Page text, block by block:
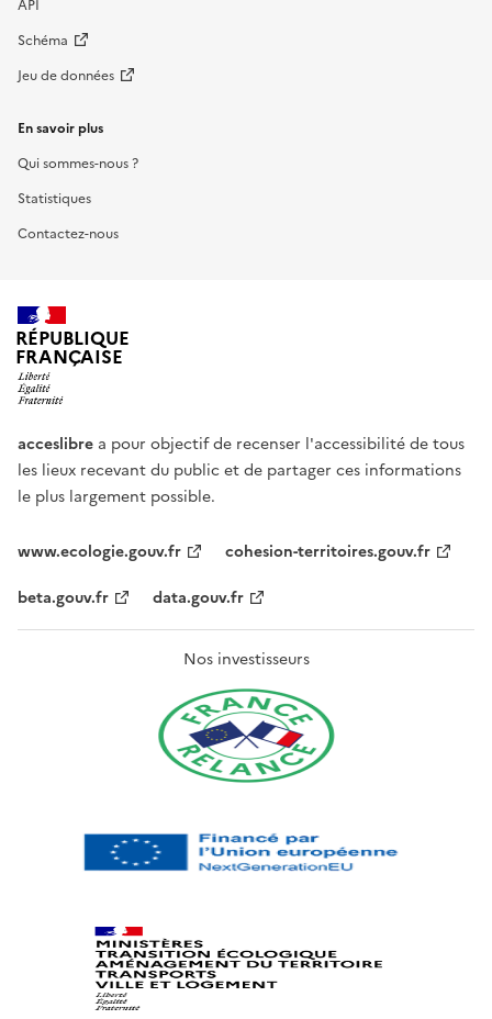
API
Schéma
Jeu de données
En savoir plus
Qui sommes-nous ?
Statistiques
Contactez-nous
RÉPUBLIQUE
FRANÇAISE
acceslibre a pour objectif de recenser l'accessibilité de tous
les lieux recevant du public et de partager ces informations
le plus largement possible.
www.ecologie.gouv.fr
cohesion-territoires.gouv.fr
beta.gouv.fr
data.gouv.fr
Nos investisseurs